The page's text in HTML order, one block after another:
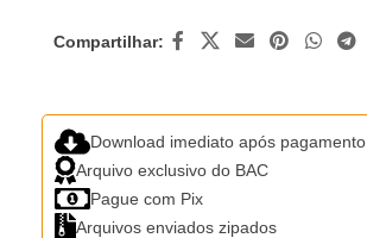
Compartilhar:
Download imediato após pagamento
Arquivo exclusivo do BAC
Pague com Pix
Arquivos enviados zipados